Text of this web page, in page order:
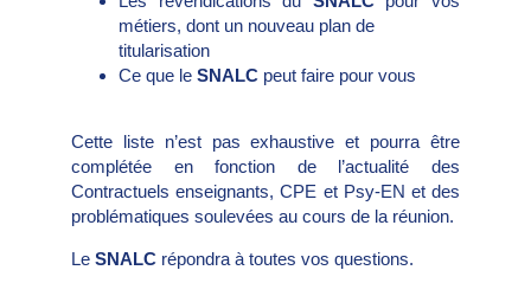
métiers, dont un nouveau plan de
titularisation
Ce que le SNALC peut faire pour vous
Cette liste n’est pas exhaustive et pourra être
complétée en fonction de l’actualité des
Contractuels enseignants, CPE et Psy-EN et des
problématiques soulevées au cours de la réunion.
Le SNALC répondra à toutes vos questions.